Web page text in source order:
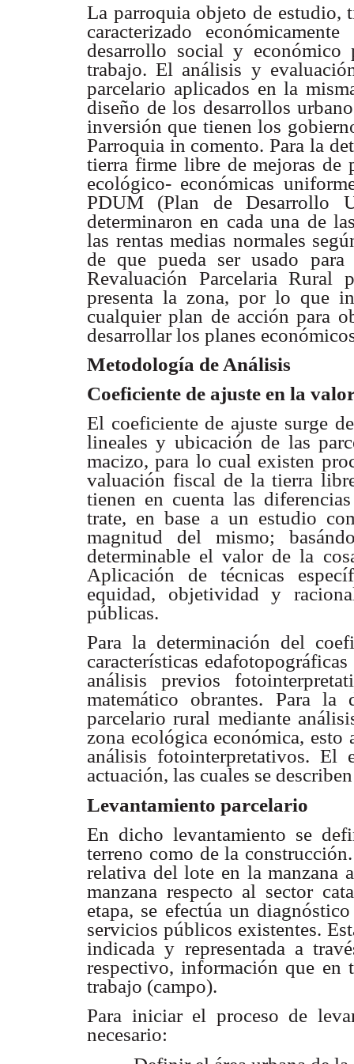
La parroquia objeto de estudio,
caracterizado
desarrollo social y económico
trabajo. El análisis y
parcelario aplicados en la
diseño de los desarrollos
inversión que tienen los
Parroquia in comento.Para la
tierra firme libre de mejoras de
ecológico- económicas
PDUM (Plan de Desarrollo
determinaron en cada una de
las rentas medias normales
de que pueda ser usado
Revaluación Parcelaria
presenta la zona, por lo que
cualquier plan de acción para
desarrollar los planes
Metodología de Análisis
Coeficiente de ajuste en la
El coeficiente de ajuste surge
lineales y ubicación de las
macizo, para lo cual existen
valuación fiscal de la tierra
tienen en cuenta las
trate, en base a un estudio
magnitud del mismo;
determinable el valor de la
Aplicación de técnicas
equidad, objetividad y
públicas.
Para la determinación del
características
análisis previos
matemático obrantes. Para la
parcelario rural mediante
zona ecológica económica, esto
análisis fotointerpretativos. El
actuación, las cuales se
Levantamiento parcelario
En dicho levantamiento se
terreno como de la
relativa del lote en la manzana
manzana respecto al sector
etapa, se efectúa un
servicios públicos existentes.
indicada y representada a
respectivo, información que
trabajo (campo).
Para iniciar el proceso de
necesario: